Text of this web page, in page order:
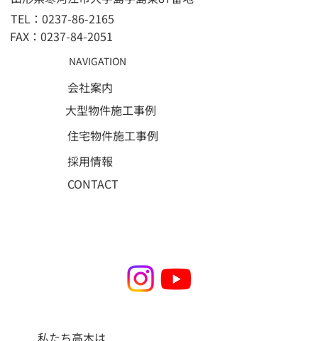
TEL：0237-86-2165
FAX：0237-84-2051
NAVIGATION
会社案内
住宅物件施工事例
大型物件施工事例
CONTACT
採用情報
私たち高木は